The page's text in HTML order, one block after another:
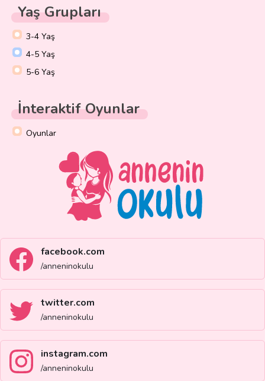
Yaş Grupları
3-4 Yaş
4-5 Yaş
5-6 Yaş
İnteraktif Oyunlar
Oyunlar
facebook.com
/anneninokulu
twitter.com
/anneninokulu
instagram.com
/anneninokulu